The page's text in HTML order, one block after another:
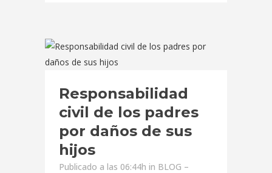
Responsabilidad
civil de los padres
por daños de sus
hijos
Publicado a las 06:44h in BLOG –